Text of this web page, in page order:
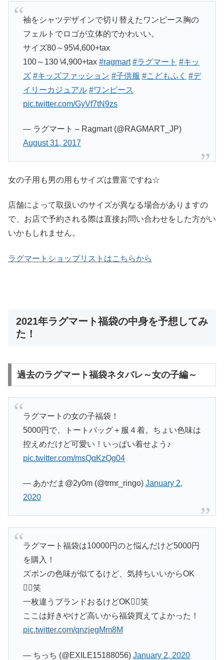
袖をシャツデザインで切り替えたワンピース胸の
フェルトでロゴが立体的でかわいい。
サイズ80～95\4,600+tax
100～130 \4,900+tax #ragmart #ラグマート #キッ
ズ #キッズファッション #子供服 #こどもふく #デ
イリーカジュアル #ワンピース
pic.twitter.com/GyVf7tN9zs
— ラグマート – Ragmart (@RAGMART_JP)
August 31, 2017
女の子用も男の用もサイズは豊富ですね☆
店舗によって取扱いのサイズが異なる場合がありますの
で、お店で予約される際は直接お問い合わせをした方がい
いかもしれません。
ラグマートショップリストはこちらから
2021年ラグマート福袋の中身を予想してみ
た！
過去のラグマート福袋ネタバレ～女の子編～
ラグマートの女の子福袋！
5000円で、トートバッグ＋服４着。ちょい色味は
控えめだけど可愛い！いっぱい着せよう♪
pic.twitter.com/msQqKzQg04
— あかだま@2y0m (@trmr_ringo) January 2,
2020
ラグマート福袋は10000円のと悩んだけど5000円
を購入！
ズボンの色味が似てるけど、気持ちいいからOK
🙆‍♀️笑
一枚違うブランドおるけどOK🙆‍♀️笑
ここは好きやけど高いから福袋買えてよかった！
pic.twitter.com/qnzjegMm8M
— ちっち (@EXILE15188056) January 2, 2020